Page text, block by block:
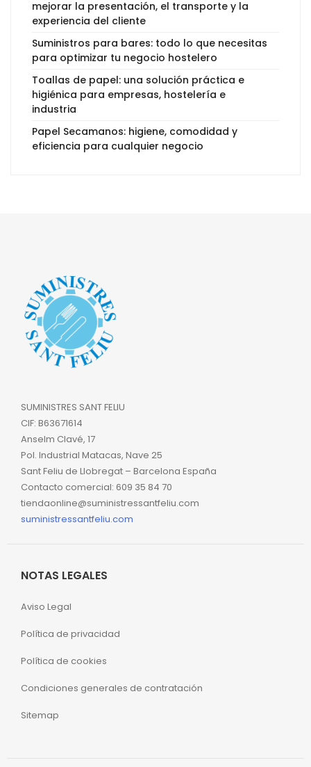
mejorar la presentación, el transporte y la
experiencia del cliente
Suministros para bares: todo lo que necesitas
para optimizar tu negocio hostelero
Toallas de papel: una solución práctica e
higiénica para empresas, hostelería e
industria
Papel Secamanos: higiene, comodidad y
eficiencia para cualquier negocio
SUMINISTRES SANT FELIU
CIF: B63671614
Anselm Clavé, 17
Pol. Industrial Matacas, Nave 25
Sant Feliu de Llobregat – Barcelona España
Contacto comercial: 609 35 84 70
tiendaonline@suministressantfeliu.com
suministressantfeliu.com
NOTAS LEGALES
Aviso Legal
Política de privacidad
Política de cookies
Condiciones generales de contratación
Sitemap